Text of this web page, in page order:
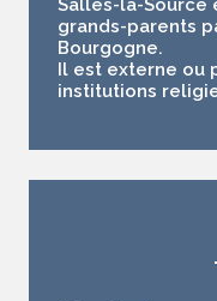
Salles-la-Source
grands-parents
Bourgogne.
Il est externe ou
institutions